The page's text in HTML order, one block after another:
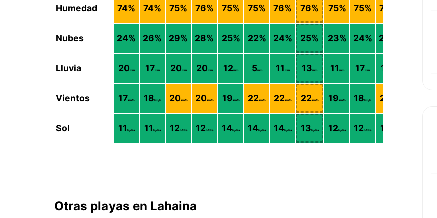
Humedad 74% 74% 75% 76% 75% 75% 76% 76% 75% 75% 75
Nubes 24% 26% 29% 28% 25% 22% 24% 25% 23% 24% 26
Lluvia 20mm 17mm 20mm 20mm 12mm 5mm 11 mm 13mm 11 mm 17mm 16
Vientos 17km/h 18km/h 20km/h 20km/h 19km/h 22km/h 22km/h 22km/h 19km/h 18km/h 21
Sol 11 h/día 11 h/día 12h/día 12h/día 14h/día 14h/día 14h/día 13h/día 12h/día 12h/día 11
Otras playas en Lahaina